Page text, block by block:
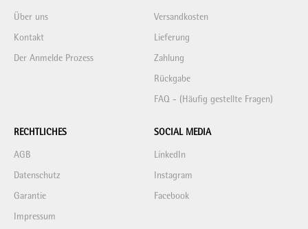
Über uns
Kontakt
Der Anmelde Prozess
Versandkosten
Lieferung
Zahlung
Rückgabe
FAQ - (Häufig gestellte Fragen)
RECHTLICHES
AGB
Datenschutz
Garantie
Impressum
SOCIAL MEDIA
LinkedIn
Instagram
Facebook